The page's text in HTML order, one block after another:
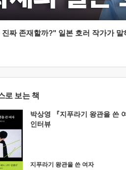
짜 존재할까?" 일본 호러 작가가
로 보는 책
박상영 『지푸라기 왕관을 쓴
인터뷰
지푸라기 왕관을 쓴 여자